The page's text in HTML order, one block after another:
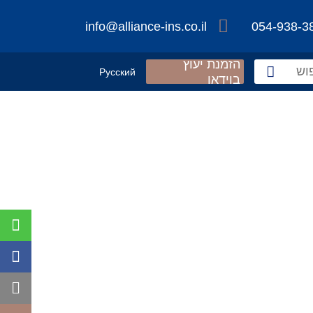
054-938-
info@alliance-ins.co.il
הזמנת יעוץ
בוידאו
Русский